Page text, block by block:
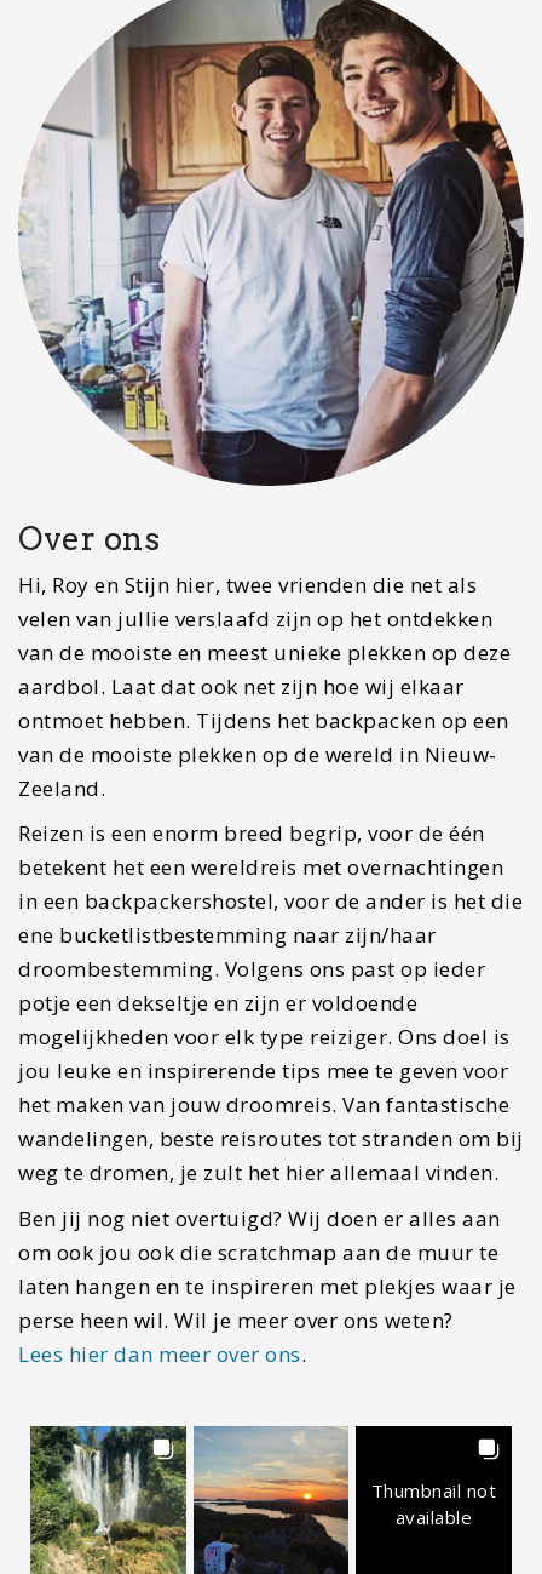
Over ons
Hi, Roy en Stijn hier, twee vrienden die net als
velen van jullie verslaafd zijn op het ontdekken
van de mooiste en meest unieke plekken op deze
aardbol. Laat dat ook net zijn hoe wij elkaar
ontmoet hebben. Tijdens het backpacken op een
van de mooiste plekken op de wereld in Nieuw-
Zeeland.
Reizen is een enorm breed begrip, voor de één
betekent het een wereldreis met overnachtingen
in een backpackershostel, voor de ander is het die
ene bucketlistbestemming naar zijn/haar
droombestemming. Volgens ons past op ieder
potje een dekseltje en zijn er voldoende
mogelijkheden voor elk type reiziger. Ons doel is
jou leuke en inspirerende tips mee te geven voor
het maken van jouw droomreis. Van fantastische
wandelingen, beste reisroutes tot stranden om bij
weg te dromen, je zult het hier allemaal vinden.
Ben jij nog niet overtuigd? Wij doen er alles aan
om ook jou ook die scratchmap aan de muur te
laten hangen en te inspireren met plekjes waar je
perse heen wil. Wil je meer over ons weten?
Lees hier dan meer over ons.
Thumbnail not
available